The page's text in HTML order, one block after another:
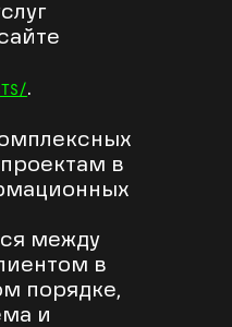
.
в
между
в
порядке,
и